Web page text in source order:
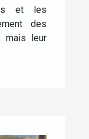
et les
des
mais leur